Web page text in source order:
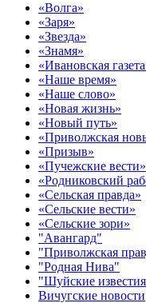
«Волга»
«Заря»
«Звезда»
«Знамя»
«Ивановская
«Наше время»
«Наше слово»
«Новая жизнь»
«Новый путь»
«Приволжская
«Призыв»
«Пучежские вести»
«Родниковский
«Сельская правда»
«Сельские вести»
«Сельские зори»
"Авангард"
"Приволжская
"Родная Нива"
"Шуйские
Вичугские новости